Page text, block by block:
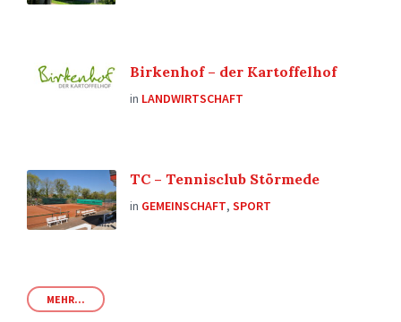
Birkenhof – der Kartoffelhof
in LANDWIRTSCHAFT
TC – Tennisclub Störmede
in GEMEINSCHAFT, SPORT
MEHR...